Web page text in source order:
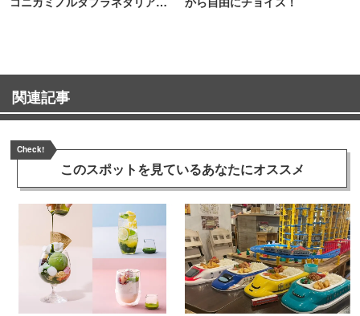
関連記事
Check!
このスポットを見ているあなたにオススメ